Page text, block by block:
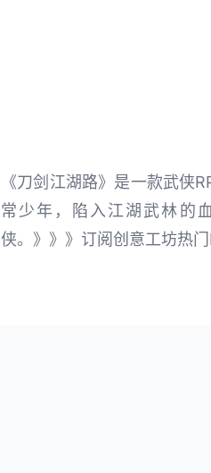
《刀剑江湖路》是一款武侠
常少年，陷入江湖武林的
侠。》》》订阅创意工坊热门